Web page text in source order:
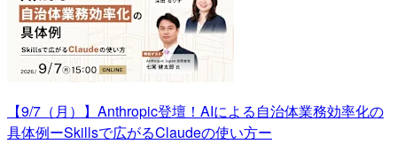
【9/7（月）】Anthropic登壇！AIによる自治体業務効率化の
具体例ーSkillsで広がるClaudeの使い方ー